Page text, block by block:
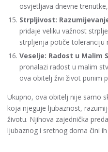
osvjetljava dnevne
Strpljivost:
pridaje veliku važnost
strpljenja potiče toleranciju
Veselje: Radost u Malim
pronalazi radost u malim
ova obitelj živi život punim
Ukupno, ova obitelj nije samo
koja njeguje ljubaznost,
životu. Njihova zajednička
ljubaznog i sretnog doma čini